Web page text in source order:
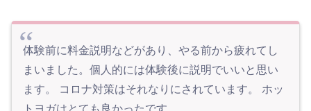
体験前に料金説明などがあり、やる前から疲れてし
まいました。個人的には体験後に説明でいいと思い
ます。 コロナ対策はそれなりにされています。 ホッ
トヨガはとても良かったです。